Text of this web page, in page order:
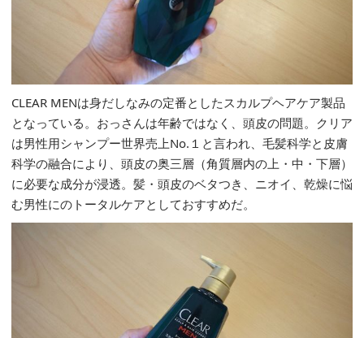
CLEAR MENは身だしなみの定番としたスカルプヘアケア製品
となっている。おっさんは年齢ではなく、頭皮の問題。クリア
は男性用シャンプー世界売上No.１と言われ、毛髪科学と皮膚
科学の融合により、頭皮の奥三層（角質層内の上・中・下層）
に必要な成分が浸透。髪・頭皮のベタつき、ニオイ、乾燥に悩
む男性にのトータルケアとしておすすめだ。